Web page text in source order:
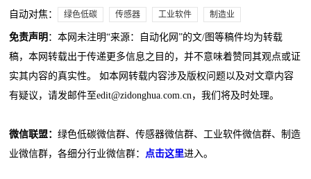
自动对焦： 绿色低碳 传感器 工业软件 制造业
免责声明 ：本网未注明“来源：自动化网”的文/图等稿件均为转载
稿，本网转载出于传递更多信息之目的，并不意味着赞同其观点或证
实其内容的真实性。 如本网转载内容涉及版权问题以及对文章内容
有疑议，请发邮件至edit@zidonghua.com.cn，我们将及时处理。
微信联盟：绿色低碳微信群、传感器微信群、工业软件微信群、制造
业微信群，各细分行业微信群：
点击这里进入。